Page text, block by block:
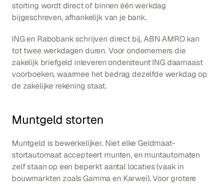
storting wordt direct of binnen één werkdag
bijgeschreven, afhankelijk van je bank.
ING en Rabobank schrijven direct bij, ABN AMRO kan
tot twee werkdagen duren. Voor ondernemers die
zakelijk briefgeld inleveren ondersteunt ING daarnaast
voorboeken, waarmee het bedrag dezelfde werkdag op
de zakelijke rekening staat.
Muntgeld storten
Muntgeld is bewerkelijker. Niet elke Geldmaat-
stortautomaat accepteert munten, en muntautomaten
zelf staan op een beperkt aantal locaties (vaak in
bouwmarkten zoals Gamma en Karwei). Voor grotere